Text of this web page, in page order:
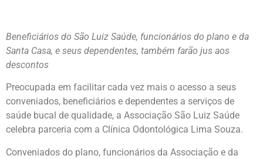
Beneficiários do São Luiz Saúde, funcionários do plano e da
Santa Casa, e seus dependentes, também farão jus aos
descontos
Preocupada em facilitar cada vez mais o acesso a seus
conveniados, beneficiários e dependentes a serviços de
saúde bucal de qualidade, a Associação São Luiz Saúde
celebra parceria com a Clínica Odontológica Lima Souza.
Conveniados do plano, funcionários da Associação e da